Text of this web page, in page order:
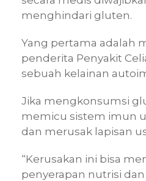
menghindari gluten.
Yang pertama adalah
penderita Penyakit
sebuah kelainan
Jika mengkonsumsi
memicu sistem imun
dan merusak lapisan
“Kerusakan ini bisa
penyerapan nutrisi